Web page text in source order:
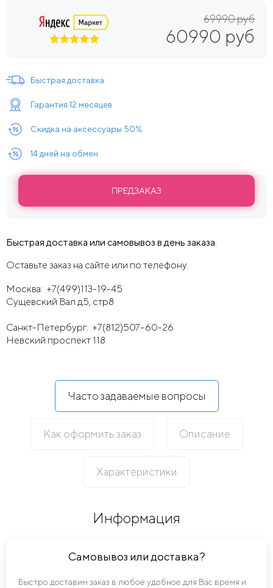
69990 руб
60990 руб
Быстрая доставка
Гарантия 12 месяцев
Скидка на аксессуары 50%
14 дней на обмен
ПРЕДЗАКАЗ
Быстрая доставка или самовывоз в день заказа.
Оставьте заказ на сайте или по телефону.
Москва: +7(499)113-19-45
Сущевский Вал д5, стр8
Санкт-Петербург: +7(812)507-60-26
Невский проспект 118
Часто задаваемые вопросы
Как оформить заказ Описание
Характеристики
Информация
Самовывоз или доставка?
Быстро доставим заказ в любое удобное для Вас время и